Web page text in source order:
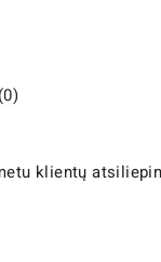
klientų